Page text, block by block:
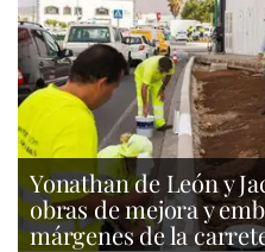
Yonathan de León y
obras de mejora y
márgenes de la